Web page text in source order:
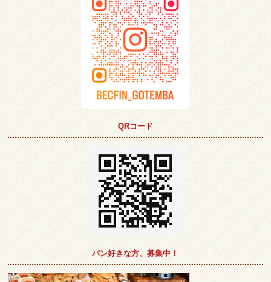
QRコード
パン好きな方、募集中！